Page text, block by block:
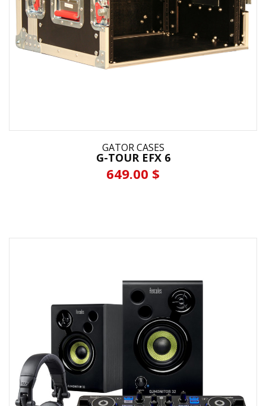
GATOR CASES
G-TOUR EFX 6
649.00 $